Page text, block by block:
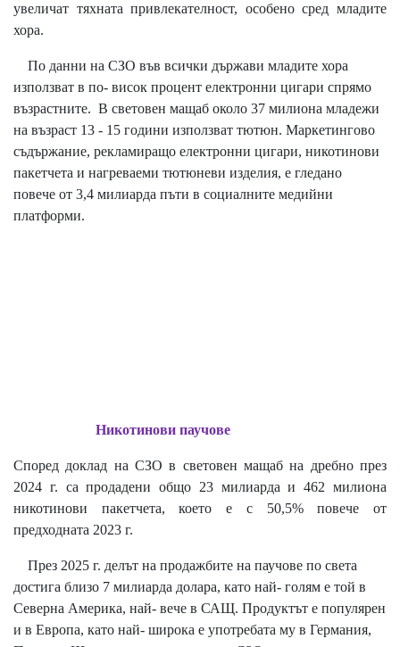
увеличат тяхната привлекателност, особено сред младите
хора.
По данни на СЗО във всички държави младите хора
използват в по- висок процент електронни цигари спрямо
възрастните. В световен мащаб около 37 милиона младежи
на възраст 13 - 15 години използват тютюн. Маркетингово
съдържание, рекламиращо електронни цигари, никотинови
пакетчета и нагреваеми тютюневи изделия, е гледано
повече от 3,4 милиарда пъти в социалните медийни
платформи.
Никотинови паучове
Според доклад на СЗО в световен мащаб на дребно през
2024 г. са продадени общо 23 милиарда и 462 милиона
никотинови пакетчета, което е с 50,5% повече от
предходната 2023 г.
През 2025 г. делът на продажбите на паучове по света
достига близо 7 милиарда долара, като най- голям е той в
Северна Америка, най- вече в САЩ. Продуктът е популярен
и в Европа, като най- широка е употребата му в Германия,